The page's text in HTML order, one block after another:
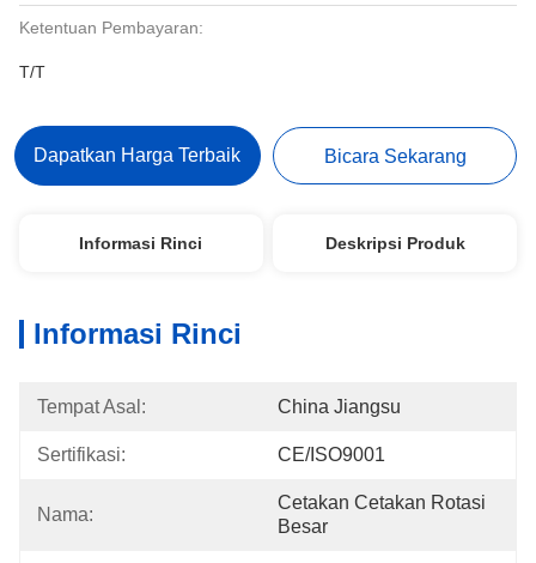
Ketentuan Pembayaran:
T/T
Dapatkan Harga Terbaik Bicara Sekarang
Informasi Rinci Deskripsi Produk
Informasi Rinci
Tempat Asal: China Jiangsu
Sertifikasi: CE/ISO9001
Nama:
Cetakan Cetakan Rotasi
Besar